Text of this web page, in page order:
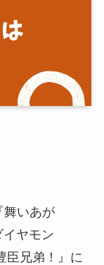
舞いあが
ヤモン
臣兄弟！』に